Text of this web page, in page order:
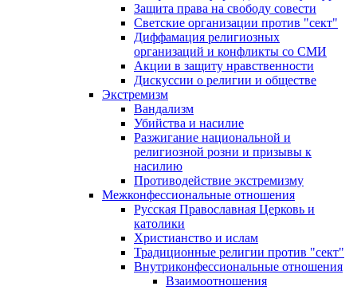
Защита права на свободу совести
Светские организации против "сект"
Диффамация религиозных
организаций и конфликты со СМИ
Акции в защиту нравственности
Дискуссии о религии и обществе
Экстремизм
Вандализм
Убийства и насилие
Разжигание национальной и
религиозной розни и призывы к
насилию
Противодействие экстремизму
Межконфессиональные отношения
Русская Православная Церковь и
католики
Христианство и ислам
Традиционные религии против "сект"
Внутриконфессиональные отношения
Взаимоотношения